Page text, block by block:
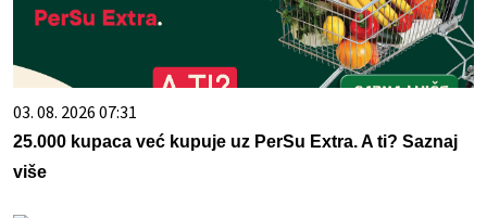
03. 08. 2026 07:31
25.000 kupaca već kupuje uz PerSu Extra. A ti? Saznaj
više